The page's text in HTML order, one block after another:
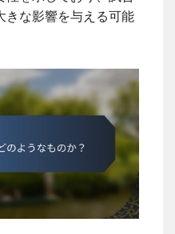
きな影響を与える可能